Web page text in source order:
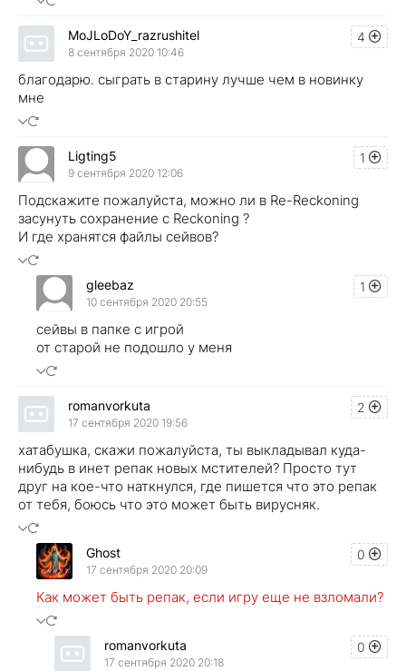
4
MoJLoDoY_razrushitel
8 сентября 2020 10:46
благодарю. сыграть в старину лучше чем в новинку
мне
1
Ligting5
9 сентября 2020 12:06
Подскажите пожалуйста, можно ли в Re-Reckoning
засунуть сохранение с Reckoning ?
И где хранятся файлы сейвов?
1
gleebaz
10 сентября 2020 20:55
сейвы в папке с игрой
от старой не подошло у меня
2
romanvorkuta
17 сентября 2020 19:56
хатабушка, скажи пожалуйста, ты выкладывал куда-
нибудь в инет репак новых мстителей? Просто тут
друг на кое-что наткнулся, где пишется что это репак
от тебя, боюсь что это может быть вирусняк.
0
Ghost
17 сентября 2020 20:09
Как может быть репак, если игру еще не взломали?
0
romanvorkuta
17 сентября 2020 20:18